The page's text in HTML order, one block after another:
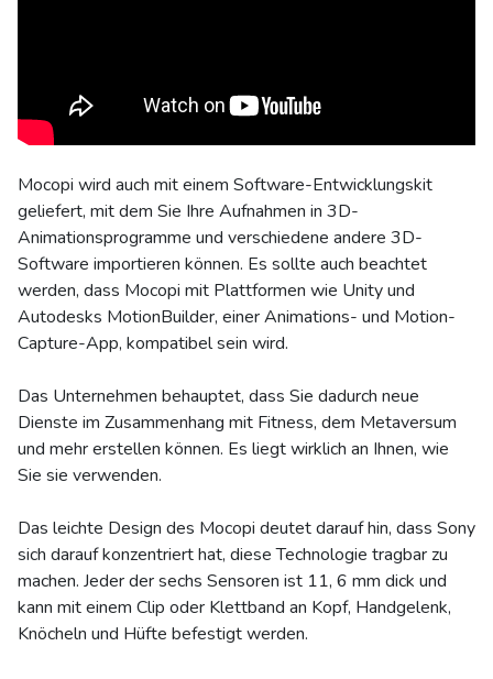
Mocopi wird auch mit einem Software-Entwicklungskit
geliefert, mit dem Sie Ihre Aufnahmen in 3D-
Animationsprogramme und verschiedene andere 3D-
Software importieren können. Es sollte auch beachtet
werden, dass Mocopi mit Plattformen wie Unity und
Autodesks MotionBuilder, einer Animations- und Motion-
Capture-App, kompatibel sein wird.
Das Unternehmen behauptet, dass Sie dadurch neue
Dienste im Zusammenhang mit Fitness, dem Metaversum
und mehr erstellen können. Es liegt wirklich an Ihnen, wie
Sie sie verwenden.
Das leichte Design des Mocopi deutet darauf hin, dass Sony
sich darauf konzentriert hat, diese Technologie tragbar zu
machen. Jeder der sechs Sensoren ist 11, 6 mm dick und
kann mit einem Clip oder Klettband an Kopf, Handgelenk,
Knöcheln und Hüfte befestigt werden.